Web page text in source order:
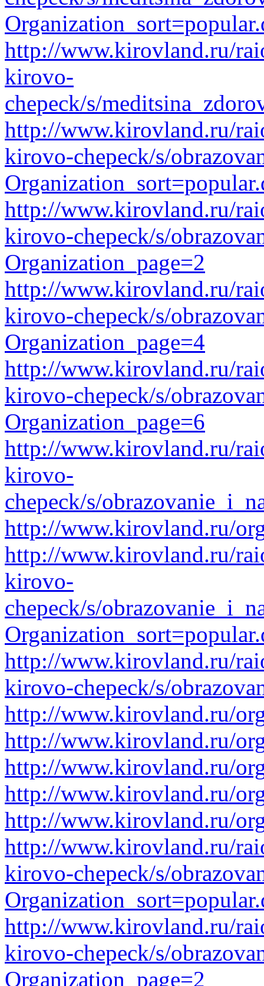
http://www.kirovland.ru/
kirovo-
chepeck/s/
http://www.kirovland.ru/
kirovo-chepeck/s/
http://www.kirovland.ru/
kirovo-chepeck/s/
Organization_page=2
http://www.kirovland.ru/
kirovo-chepeck/s/
Organization_page=4
http://www.kirovland.ru/
kirovo-chepeck/s/
Organization_page=6
http://www.kirovland.ru/
kirovo-
chepeck/s/
http://www.kirovland.ru/
http://www.kirovland.ru/
kirovo-
chepeck/s/
http://www.kirovland.ru/
kirovo-chepeck/s/
http://www.kirovland.ru/
http://www.kirovland.ru/
http://www.kirovland.ru/
http://www.kirovland.ru/
http://www.kirovland.ru/
http://www.kirovland.ru/
kirovo-chepeck/s/
http://www.kirovland.ru/
kirovo-chepeck/s/
Organization_page=2